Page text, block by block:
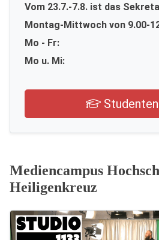
Vom 23.7.-7.8. ist das
Montag-Mittwoch von 9.00-
Mo - Fr:
Mo u. Mi:
Mediencampus
Heiligenkreuz